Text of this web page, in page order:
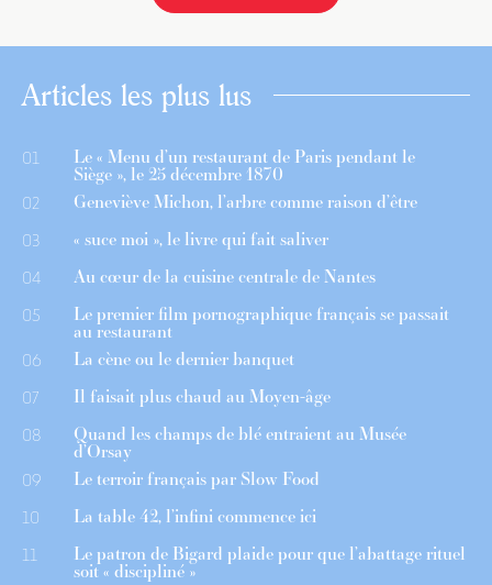
Articles les plus lus
01 Le « Menu d’un restaurant de Paris pendant le
Siège », le 25 décembre 1870
02 Geneviève Michon, l’arbre comme raison d’être
03 « suce moi », le livre qui fait saliver
04 Au cœur de la cuisine centrale de Nantes
05 Le premier film pornographique français se passait
au restaurant
06 La cène ou le dernier banquet
07 Il faisait plus chaud au Moyen-âge
08 Quand les champs de blé entraient au Musée
d’Orsay
09 Le terroir français par Slow Food
10 La table 42, l’infini commence ici
11 Le patron de Bigard plaide pour que l’abattage rituel
soit « discipliné »